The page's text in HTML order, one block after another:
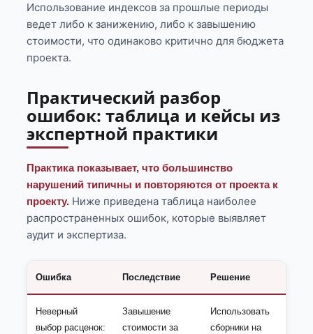
Использование индексов за прошлые периоды
ведет либо к занижению, либо к завышению
стоимости, что одинаково критично для бюджета
проекта.
Практический разбор
ошибок: таблица и кейсы из
экспертной практики
Практика показывает, что большинство
нарушений типичны и повторяются от проекта к
проекту. Ниже приведена таблица наиболее
распространенных ошибок, которые выявляет
аудит и экспертиза.
Ошибка Последствие Решение
Неверный
выбор расценок:
Завышение
стоимости за
Использовать
сборники на